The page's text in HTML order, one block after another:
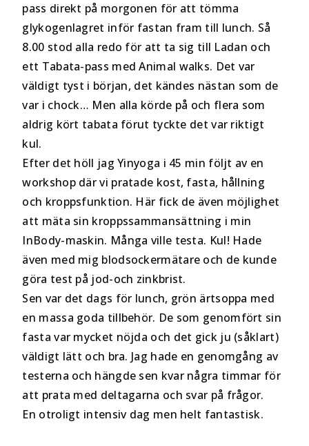
pass direkt på morgonen för att tömma
glykogenlagret inför fastan fram till lunch. Så
8.00 stod alla redo för att ta sig till Ladan och
ett Tabata-pass med Animal walks. Det var
väldigt tyst i början, det kändes nästan som de
var i chock… Men alla körde på och flera som
aldrig kört tabata förut tyckte det var riktigt
kul.
Efter det höll jag Yinyoga i 45 min följt av en
workshop där vi pratade kost, fasta, hållning
och kroppsfunktion. Här fick de även möjlighet
att mäta sin kroppssammansättning i min
InBody-maskin. Många ville testa. Kul! Hade
även med mig blodsockermätare och de kunde
göra test på jod-och zinkbrist.
Sen var det dags för lunch, grön ärtsoppa med
en massa goda tillbehör. De som genomfört sin
fasta var mycket nöjda och det gick ju (såklart)
väldigt lätt och bra. Jag hade en genomgång av
testerna och hängde sen kvar några timmar för
att prata med deltagarna och svar på frågor.
En otroligt intensiv dag men helt fantastisk.